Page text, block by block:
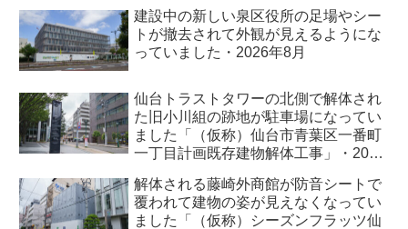
建設中の新しい泉区役所の足場やシー
トが撤去されて外観が見えるようにな
っていました・2026年8月
仙台トラストタワーの北側で解体され
た旧小川組の跡地が駐車場になってい
ました「（仮称）仙台市青葉区一番町
一丁目計画既存建物解体工事」・2026
解体される藤崎外商館が防音シートで
覆われて建物の姿が見えなくなってい
ました「（仮称）シーズンフラッツ仙